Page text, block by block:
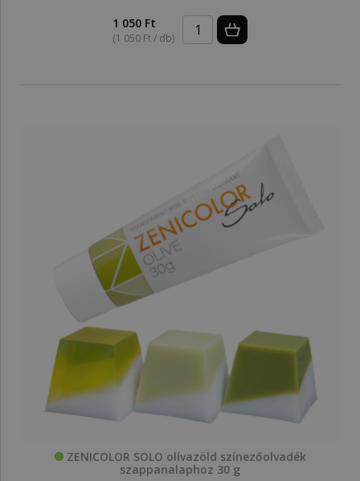
1 050 Ft
(1 050 Ft / db)
ZENICOLOR SOLO olívazöld színezőolvadék
szappanalaphoz 30 g